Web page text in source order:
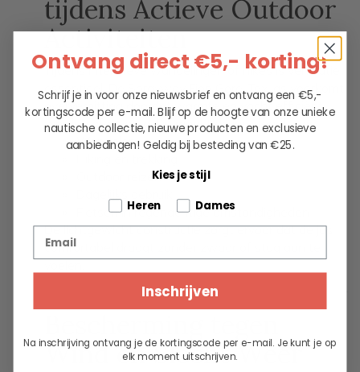
tijdens Actieve Outdoor
Activiteiten
Tijdens intensieve wandelingen of hikes is ventilatie
essentieel. De Sprayway Fion Gore-Tex jas voorkomt
oververhitting doordat warmte en vocht efficiënt
worden afgevoerd. Dit maakt de jas ideaal voor:
Wandelen
Outdoor reizen
Fietsen in regenachtige omstandigheden
De lichtgewicht constructie zorgt ervoor dat de jas
comfortabel draagt zonder zwaar of stug aan te
Wind en Slecht Weer
Ontvang direct €5,- korting!
Schrijf je in voor onze nieuwsbrief en ontvang een €5,-
kortingscode per e-mail. Blijf op de hoogte van onze unieke
nautische collectie, nieuwe producten en exclusieve
aanbiedingen! Geldig bij besteding van €25.
Kies je stijl
Tell us about your pets
Heren Dames
Inschrijven
Na inschrijving ontvang je de kortingscode per e-mail. Je kunt je op
elk moment uitschrijven.